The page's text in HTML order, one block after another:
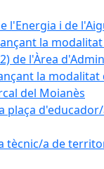
l'Energia i de
la
de l'Àrea
la
del Moianès
a de